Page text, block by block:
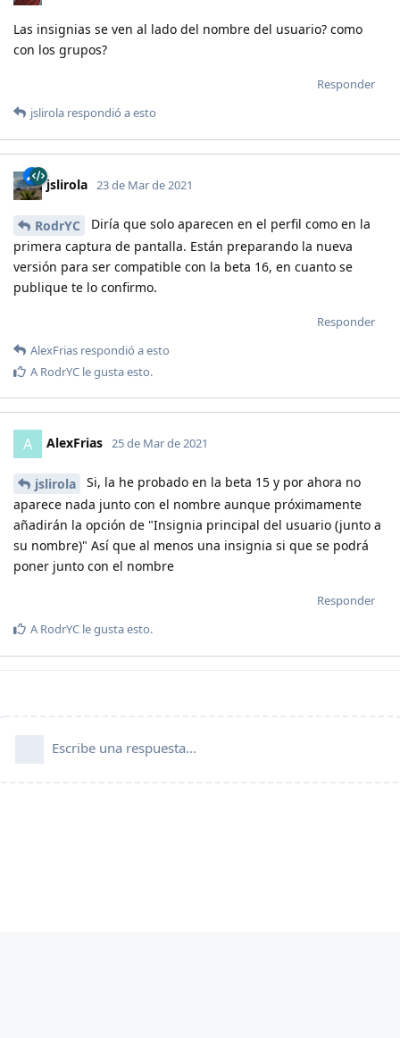
Las insignias se ven al lado del nombre del usuario? como
con los grupos?
Responder
jslirola respondió a esto
jslirola 23 de Mar de 2021
RodrYC
Diría que solo aparecen en el perfil como en la
primera captura de pantalla. Están preparando la nueva
versión para ser compatible con la beta 16, en cuanto se
publique te lo confirmo.
Responder
AlexFrias respondió a esto
A RodrYC le gusta esto.
A AlexFrias 25 de Mar de 2021
jslirola
Si, la he probado en la beta 15 y por ahora no
aparece nada junto con el nombre aunque próximamente
añadirán la opción de "Insignia principal del usuario (junto a
su nombre)" Así que al menos una insignia si que se podrá
poner junto con el nombre
Responder
A RodrYC le gusta esto.
Escribe una respuesta...